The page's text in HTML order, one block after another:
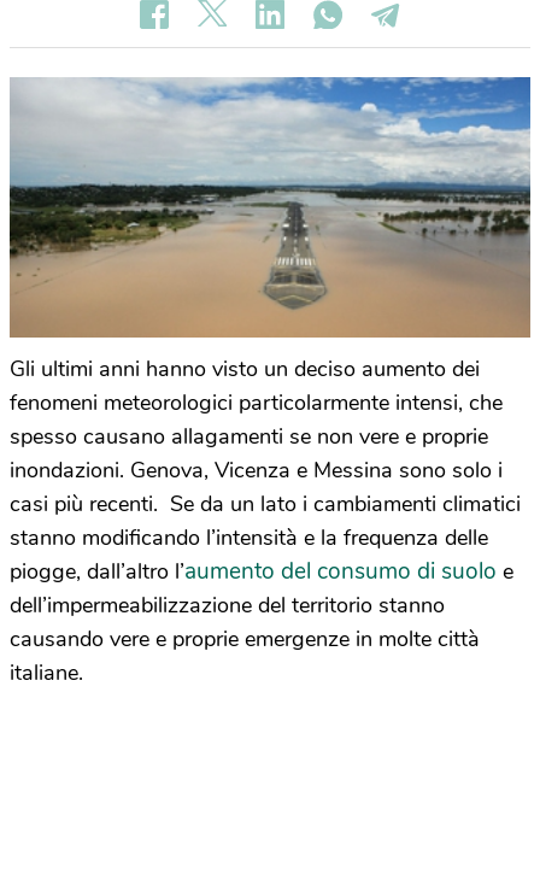
Gli ultimi anni hanno visto un deciso aumento dei
fenomeni meteorologici particolarmente intensi, che
spesso causano allagamenti se non vere e proprie
inondazioni. Genova, Vicenza e Messina sono solo i
casi più recenti. Se da un lato i cambiamenti climatici
stanno modificando l’intensità e la frequenza delle
piogge, dall’altro l’aumento del consumo di suolo e
dell’impermeabilizzazione del territorio stanno
causando vere e proprie emergenze in molte città
italiane.